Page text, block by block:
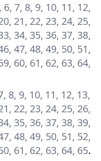
6, 7, 8, 9, 10, 11, 12,
21, 22, 23, 24, 25,
34, 35, 36, 37, 38,
47, 48, 49, 50, 51,
60, 61, 62, 63, 64,
8, 9, 10, 11, 12, 13,
22, 23, 24, 25, 26,
35, 36, 37, 38, 39,
48, 49, 50, 51, 52,
61, 62, 63, 64, 65.